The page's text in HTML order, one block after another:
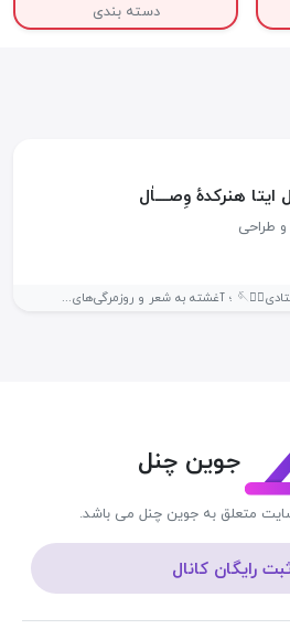
دسته بندی
ایتا هنرکدهٔ وِصــــاٰل
و طراحی
جوین چنل
متعلق به جوین چنل می باشد.
رایگان کانال